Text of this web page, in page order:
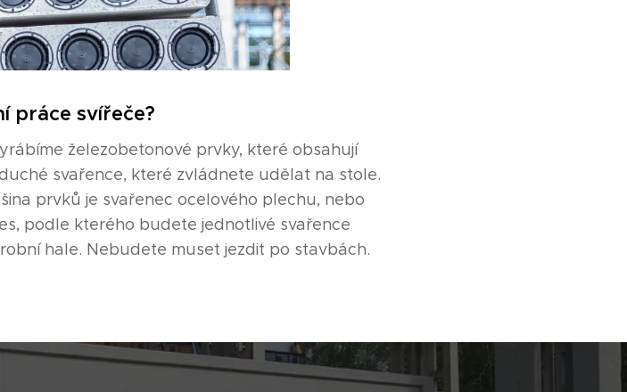
práce svířeče?
železobetonové prvky, které obsahují
svařence, které zvládnete udělat na stole.
prvků je svařenec ocelového plechu, nebo
podle kterého budete jednotlivé svařence
hale. Nebudete muset jezdit po stavbách.